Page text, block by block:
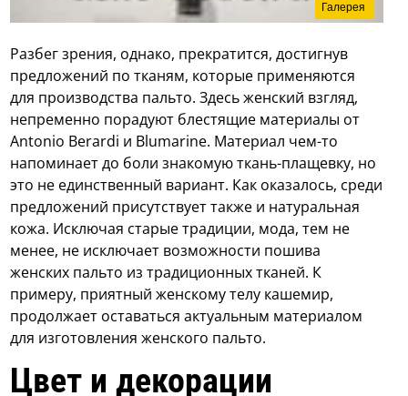
Галерея
Разбег зрения, однако, прекратится, достигнув
предложений по тканям, которые применяются
для производства пальто. Здесь женский взгляд,
непременно порадуют блестящие материалы от
Antonio Berardi и Blumarine. Материал чем-то
напоминает до боли знакомую ткань-плащевку, но
это не единственный вариант. Как оказалось, среди
предложений присутствует также и натуральная
кожа. Исключая старые традиции, мода, тем не
менее, не исключает возможности пошива
женских пальто из традиционных тканей. К
примеру, приятный женскому телу кашемир,
продолжает оставаться актуальным материалом
для изготовления женского пальто.
Цвет и декорации